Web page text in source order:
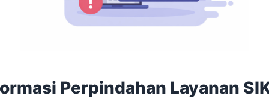
Perpindahan Layanan